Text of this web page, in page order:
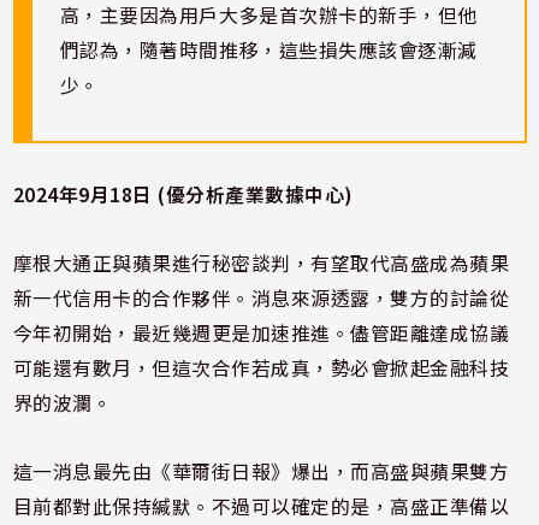
高，主要因為用戶大多是首次辦卡的新手，但他
們認為，隨著時間推移，這些損失應該會逐漸減
少。
2024年9月18日 (優分析產業數據中心)
摩根大通正與蘋果進行秘密談判，有望取代高盛成為蘋果
新一代信用卡的合作夥伴。消息來源透露，雙方的討論從
今年初開始，最近幾週更是加速推進。儘管距離達成協議
可能還有數月，但這次合作若成真，勢必會掀起金融科技
界的波瀾。
這一消息最先由《華爾街日報》爆出，而高盛與蘋果雙方
目前都對此保持緘默。不過可以確定的是，高盛正準備以